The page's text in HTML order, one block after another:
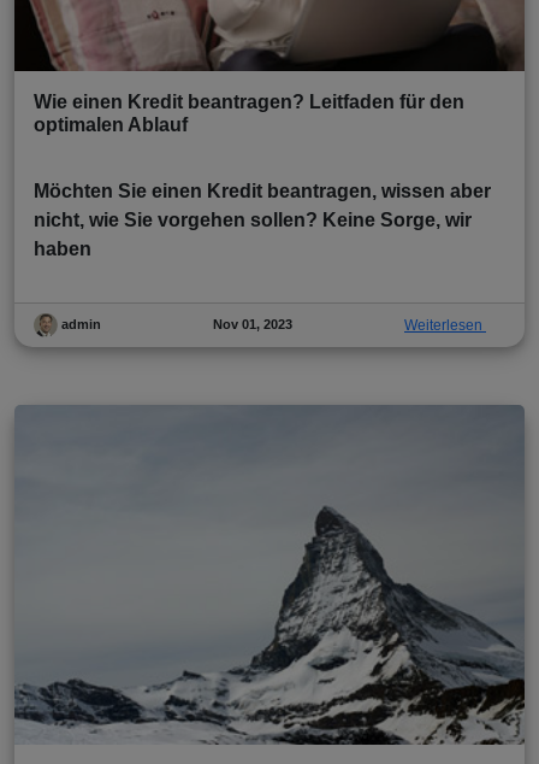
Wie einen Kredit beantragen? Leitfaden für den
optimalen Ablauf
Möchten Sie einen Kredit beantragen, wissen aber
nicht, wie Sie vorgehen sollen? Keine Sorge, wir
haben
admin Nov 01, 2023 Weiterlesen